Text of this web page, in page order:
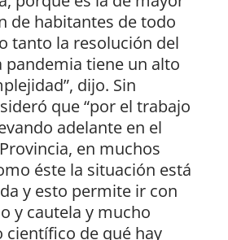
de habitantes de todo
tanto la resolución del
pandemia tiene un alto
dijo. Sin
que “por el trabajo
adelante en el
en muchos
éste la situación está
y esto permite ir con
y cautela y mucho
de qué hay